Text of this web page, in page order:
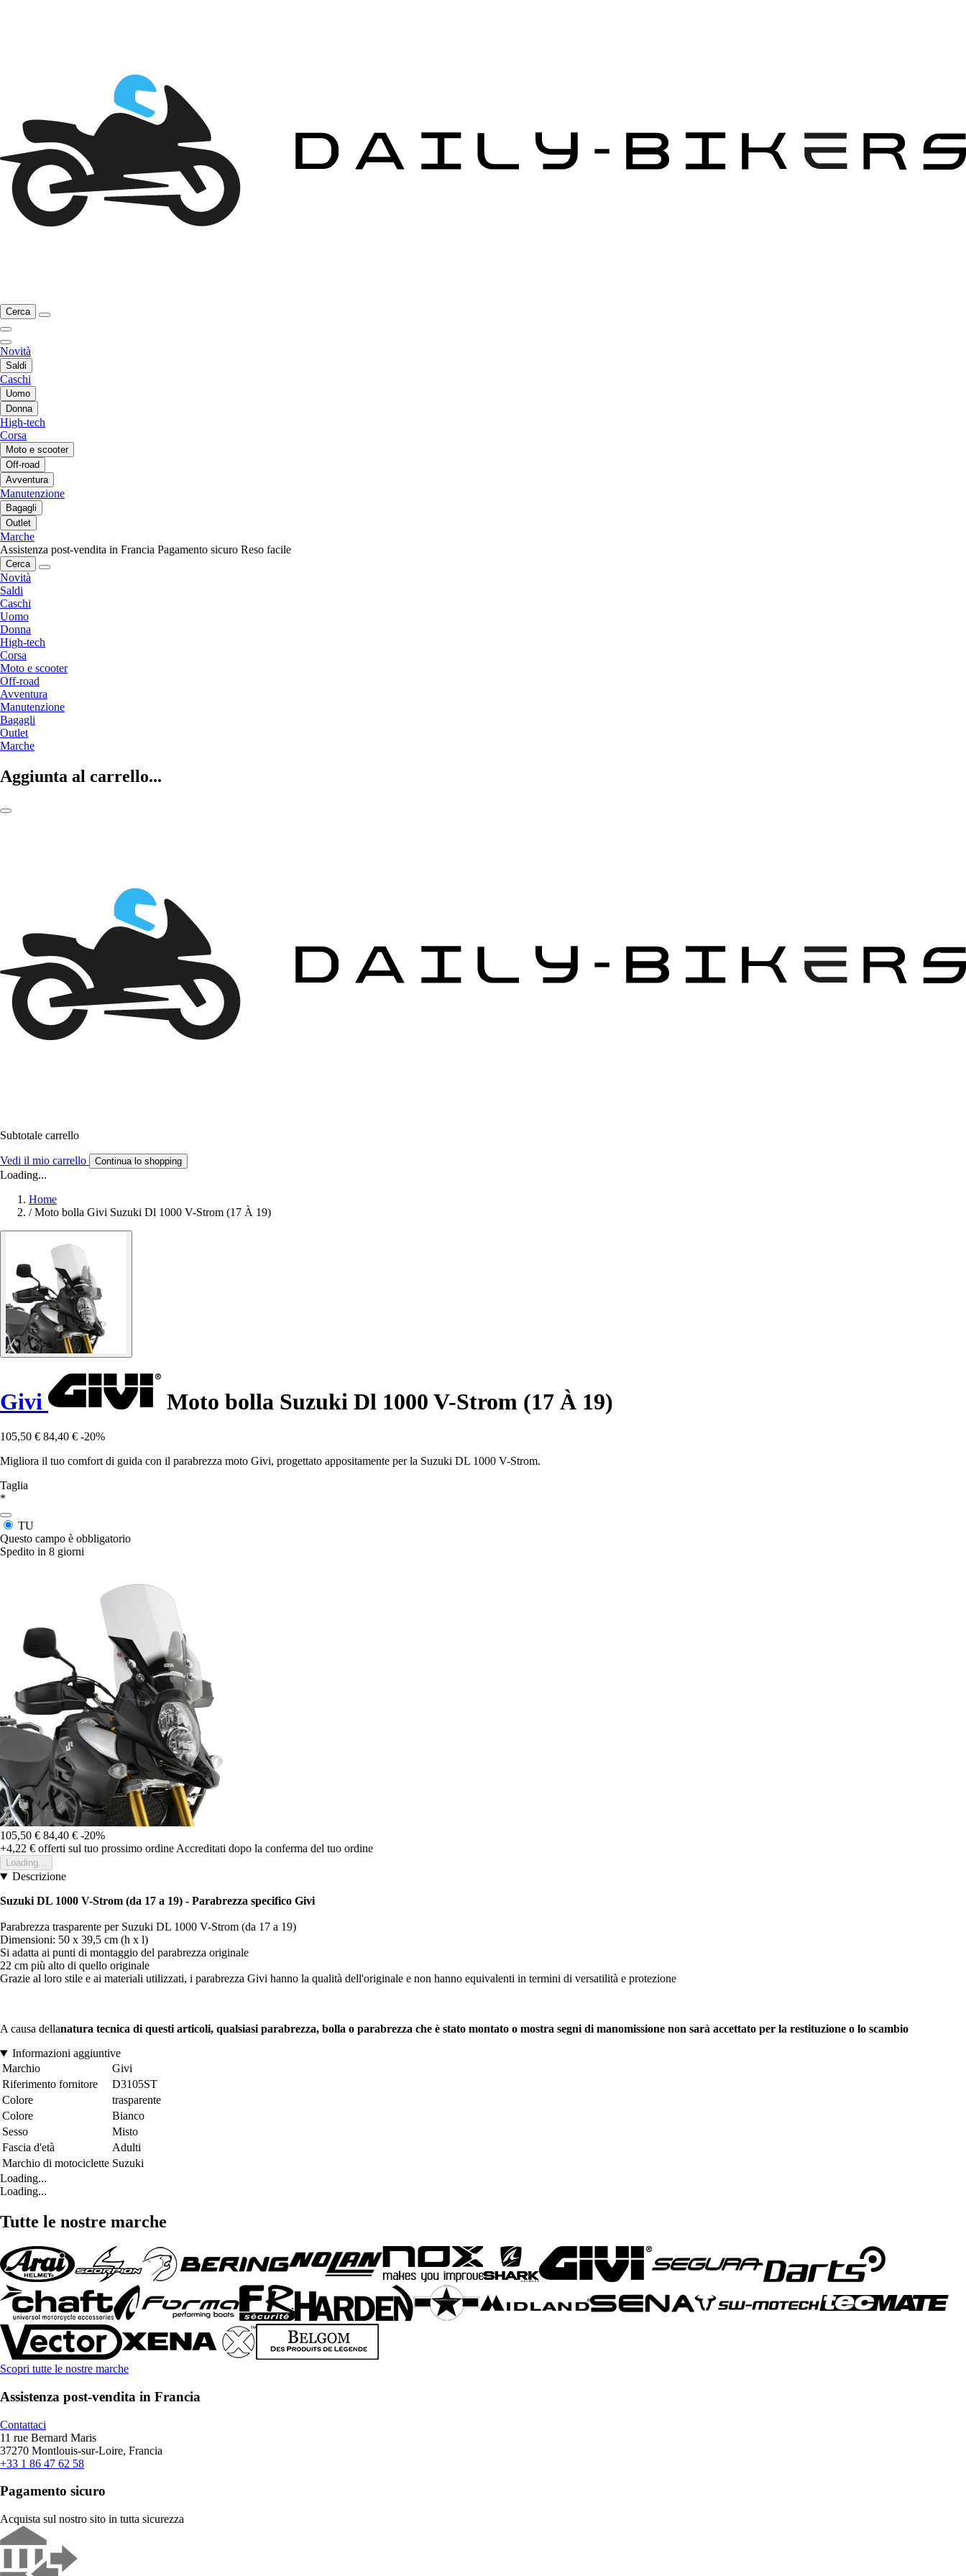
Cerca
Novità
Saldi
Caschi
Uomo
Donna
High-tech
Corsa
Moto e scooter
Off-road
Avventura
Manutenzione
Bagagli
Outlet
Marche
Assistenza post-vendita in Francia Pagamento sicuro Reso facile
Cerca
Novità
Saldi
Caschi
Uomo
Donna
High-tech
Corsa
Moto e scooter
Off-road
Avventura
Manutenzione
Bagagli
Outlet
Marche
Aggiunta al carrello...
Subtotale carrello
Vedi il mio carrello Continua lo shopping
Loading...
Home
/ Moto bolla Givi Suzuki Dl 1000 V-Strom (17 À 19)
Givi Moto bolla Suzuki Dl 1000 V-Strom (17 À 19)
105,50 € 84,40 € -20%
Migliora il tuo comfort di guida con il parabrezza moto Givi, progettato appositamente per la Suzuki DL 1000 V-Strom.
Taglia
*
TU
Questo campo è obbligatorio
Spedito in 8 giorni
105,50 € 84,40 € -20%
+4,22 € offerti sul tuo prossimo ordine Accreditati dopo la conferma del tuo ordine
Loading...
Descrizione
Suzuki DL 1000 V-Strom (da 17 a 19) - Parabrezza specifico Givi
Parabrezza trasparente per Suzuki DL 1000 V-Strom (da 17 a 19)
Dimensioni: 50 x 39,5 cm (h x l)
Si adatta ai punti di montaggio del parabrezza originale
22 cm più alto di quello originale
Grazie al loro stile e ai materiali utilizzati, i parabrezza Givi hanno la qualità dell'originale e non hanno equivalenti in termini di versatilità e protezione
A causa dellanatura tecnica di questi articoli, qualsiasi parabrezza, bolla o parabrezza che è stato montato o mostra segni di manomissione non sarà accettato per la restituzione o lo scambio
Informazioni aggiuntive
Marchio
Givi
Riferimento fornitore
D3105ST
Colore
trasparente
Colore
Bianco
Sesso
Misto
Fascia d'età
Adulti
Marchio di motociclette Suzuki
Loading...
Loading...
Tutte le nostre marche
Scopri tutte le nostre marche
Assistenza post-vendita in Francia
Contattaci
11 rue Bernard Maris
37270 Montlouis-sur-Loire, Francia
+33 1 86 47 62 58
Pagamento sicuro
Acquista sul nostro sito in tutta sicurezza